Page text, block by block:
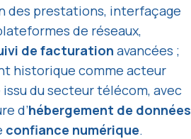
des prestations, interfaçage
de réseaux,
de facturation avancées ;
historique comme acteur
du secteur télécom, avec
d’hébergement de données
confiance numérique.